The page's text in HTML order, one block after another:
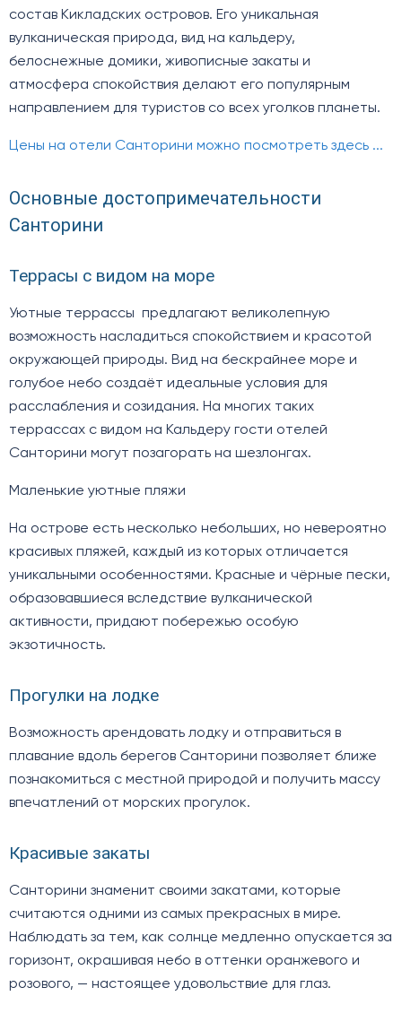
состав Кикладских островов. Его уникальная
вулканическая природа, вид на кальдеру,
белоснежные домики, живописные закаты и
атмосфера спокойствия делают его популярным
направлением для туристов со всех уголков планеты.
Цены на отели Санторини можно посмотреть здесь ...
Основные достопримечательности
Санторини
Террасы с видом на море
Уютные террассы предлагают великолепную
возможность насладиться спокойствием и красотой
окружающей природы. Вид на бескрайнее море и
голубое небо создаёт идеальные условия для
расслабления и созидания. На многих таких
террассах с видом на Кальдеру гости отелей
Санторини могут позагорать на шезлонгах.
Маленькие уютные пляжи
На острове есть несколько небольших, но невероятно
красивых пляжей, каждый из которых отличается
уникальными особенностями. Красные и чёрные пески,
образовавшиеся вследствие вулканической
активности, придают побережью особую
экзотичность.
Прогулки на лодке
Возможность арендовать лодку и отправиться в
плавание вдоль берегов Санторини позволяет ближе
познакомиться с местной природой и получить массу
впечатлений от морских прогулок.
Красивые закаты
Санторини знаменит своими закатами, которые
считаются одними из самых прекрасных в мире.
Наблюдать за тем, как солнце медленно опускается за
горизонт, окрашивая небо в оттенки оранжевого и
розового, — настоящее удовольствие для глаз.